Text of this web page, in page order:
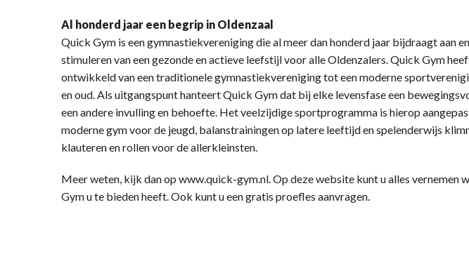
Al honderd jaar een begrip in Oldenzaal
Quick Gym is een gymnastiekvereniging die al meer dan honderd jaar bijdraagt aan
stimuleren van een gezonde en actieve leefstijl voor alle Oldenzalers. Quick Gym
ontwikkeld van een traditionele gymnastiekvereniging tot een moderne
en oud. Als uitgangspunt hanteert Quick Gym dat bij elke levensfase een
een andere invulling en behoefte. Het veelzijdige sportprogramma is hierop
moderne gym voor de jeugd, balanstrainingen op latere leeftijd en spelenderwijs
klauteren en rollen voor de allerkleinsten.
Meer weten, kijk dan op www.quick-gym.nl. Op deze website kunt u alles vernemen
Gym u te bieden heeft. Ook kunt u een gratis proefles aanvragen.